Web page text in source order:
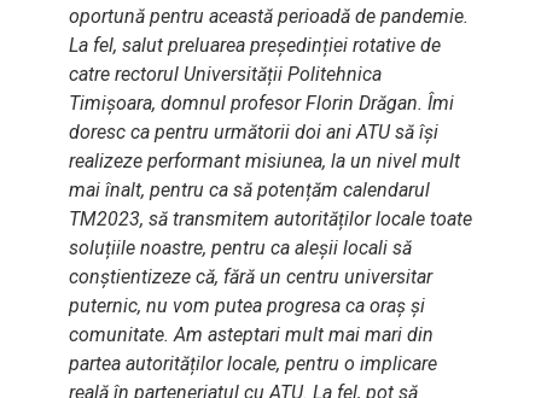
oportună pentru această perioadă de pandemie.
La fel, salut preluarea președinției rotative de
catre rectorul Universității Politehnica
Timișoara, domnul profesor Florin Drăgan. Îmi
doresc ca pentru următorii doi ani ATU să își
realizeze performant misiunea, la un nivel mult
mai înalt, pentru ca să potențăm calendarul
TM2023, să transmitem autorităților locale toate
soluțiile noastre, pentru ca aleșii locali să
conștientizeze că, fără un centru universitar
puternic, nu vom putea progresa ca oraș și
comunitate. Am asteptari mult mai mari din
partea autorităților locale, pentru o implicare
reală în parteneriatul cu ATU. La fel, pot să